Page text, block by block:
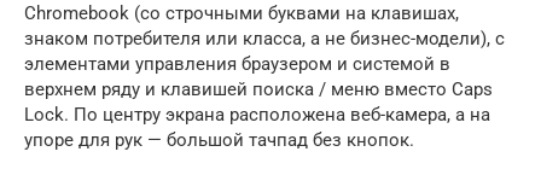
Chromebook (со строчными буквами на клавишах,
знаком потребителя или класса, а не бизнес-модели), с
элементами управления браузером и системой в
верхнем ряду и клавишей поиска / меню вместо Caps
Lock. По центру экрана расположена веб-камера, а на
упоре для рук — большой тачпад без кнопок.